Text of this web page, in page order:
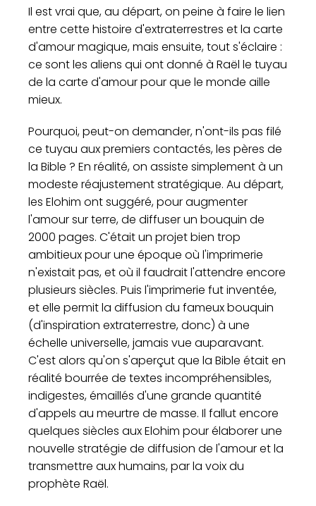
Il est vrai que, au départ, on peine à faire le lien
entre cette histoire d'extraterrestres et la carte
d'amour magique, mais ensuite, tout s'éclaire :
ce sont les aliens qui ont donné à Raël le tuyau
de la carte d'amour pour que le monde aille
mieux.
Pourquoi, peut-on demander, n'ont-ils pas filé
ce tuyau aux premiers contactés, les pères de
la Bible ? En réalité, on assiste simplement à un
modeste réajustement stratégique. Au départ,
les Elohim ont suggéré, pour augmenter
l'amour sur terre, de diffuser un bouquin de
2000 pages. C'était un projet bien trop
ambitieux pour une époque où l'imprimerie
n'existait pas, et où il faudrait l'attendre encore
plusieurs siècles. Puis l'imprimerie fut inventée,
et elle permit la diffusion du fameux bouquin
(d'inspiration extraterrestre, donc) à une
échelle universelle, jamais vue auparavant.
C'est alors qu'on s'aperçut que la Bible était en
réalité bourrée de textes incompréhensibles,
indigestes, émaillés d'une grande quantité
d'appels au meurtre de masse. Il fallut encore
quelques siècles aux Elohim pour élaborer une
nouvelle stratégie de diffusion de l'amour et la
transmettre aux humains, par la voix du
prophète Raël.